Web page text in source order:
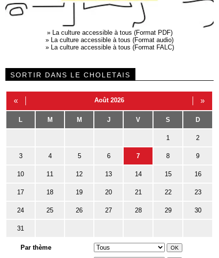
» La culture accessible à tous (Format PDF)
» La culture accessible à tous (Format audio)
» La culture accessible à tous (Format FALC)
SORTIR DANS LE CHOLETAIS
« Août 2026 »
L M M J V S D
1 2
3 4 5 6 7 8 9
10 11 12 13 14 15 16
17 18 19 20 21 22 23
24 25 26 27 28 29 30
31
Par thème